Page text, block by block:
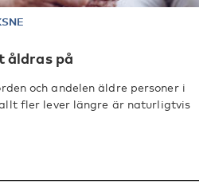
åldras på
och andelen äldre personer i
fler lever längre är naturligtvis